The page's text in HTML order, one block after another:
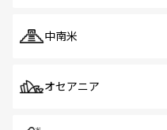
中南米
オセアニア